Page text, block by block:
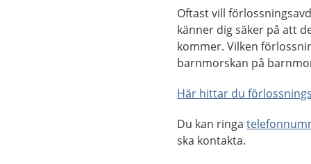
Oftast vill
känner dig säker på att
kommer. Vilken
barnmorskan på
Här hittar du
Du kan ringa
ska kontakta.